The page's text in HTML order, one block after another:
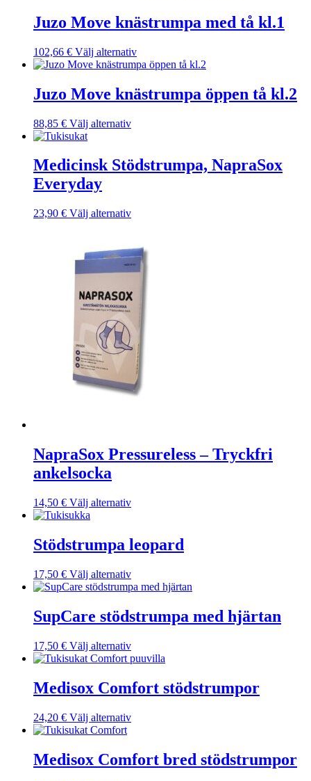
Juzo Move knästrumpa med tå kl.1
102,66 € Välj alternativDen
här
har
flera
kan
väljas
Juzo Move knästrumpa öppen tå kl.2
88,85 € Välj alternativDen
har
flera
olika
väljas
på
produktsidan
Medicinsk Stödstrumpa, NapraSox
Everyday
23,90 € Välj alternativDen
har
flera
varianter.
olika
väljas
på
produktsidan
NapraSox Pressureless – Tryckfri
ankelsocka
14,50 € Välj alternativDen
har
flera
De
olika
kan
väljas
produktsidan
Stödstrumpa leopard
17,50 € Välj alternativDen
här
har
flera
De
olika
kan
väljas
produktsidan
SupCare stödstrumpa med hjärtan
17,50 € Välj alternativDen
här
har
flera
De
kan
väljas
Medisox Comfort stödstrumpor
24,20 € Välj alternativDen
har
flera
Medisox Comfort bred stödstrumpor